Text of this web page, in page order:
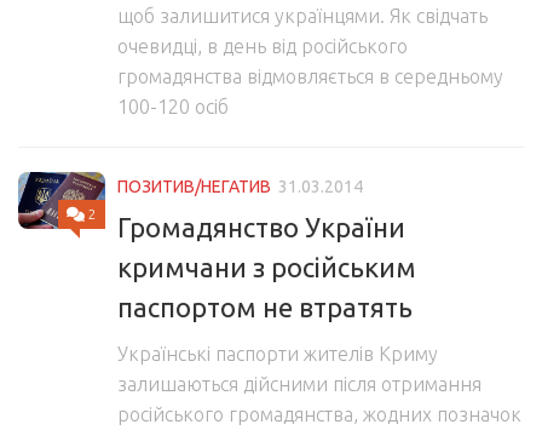
щоб залишитися українцями. Як свідчать
очевидці, в день від російського
громадянства відмовляється в середньому
100-120 осіб
2
ПОЗИТИВ/НЕГАТИВ 31.03.2014
Громадянство України
кримчани з російським
паспортом не втратять
Українські паспорти жителів Криму
залишаються дійсними після отримання
російського громадянства, жодних позначок